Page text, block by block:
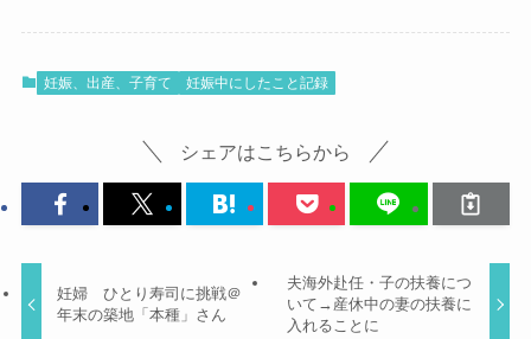
妊娠、出産、子育て 妊娠中にしたこと記録
シェアはこちらから
妊婦 ひとり寿司に挑戦＠
年末の築地「本種」さん
夫海外赴任・子の扶養につ
いて→産休中の妻の扶養に
入れることに